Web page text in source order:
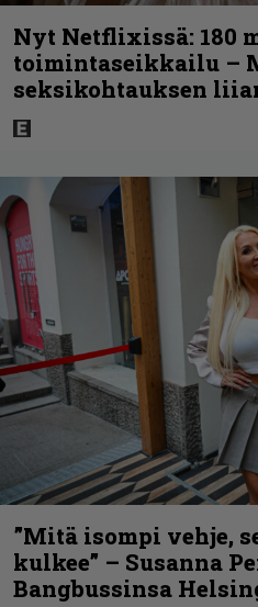
Nyt Netflixissä: 180
toimintaseikkailu –
seksikohtauksen
”Mitä isompi vehje,
kulkee” – Susanna
Bangbussinsa